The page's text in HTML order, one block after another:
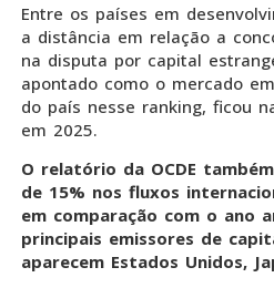
Entre os países em
a distância em relação a
na disputa por capital
apontado como o mercado
do país nesse ranking, ficou
em 2025.
O relatório da OCDE
de 15% nos fluxos
em comparação com o ano
principais emissores de
aparecem Estados Unidos,